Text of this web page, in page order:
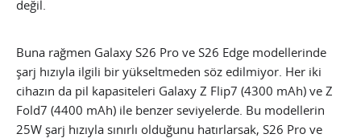
değil.
Buna rağmen Galaxy S26 Pro ve S26 Edge modellerinde
şarj hızıyla ilgili bir yükseltmeden söz edilmiyor. Her iki
cihazın da pil kapasiteleri Galaxy Z Flip7 (4300 mAh) ve Z
Fold7 (4400 mAh) ile benzer seviyelerde. Bu modellerin
25W şarj hızıyla sınırlı olduğunu hatırlarsak, S26 Pro ve